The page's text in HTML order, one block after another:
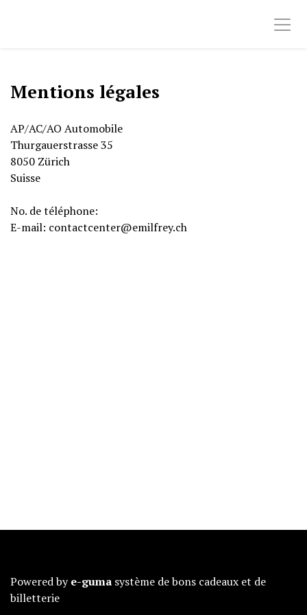
Mentions légales
AP/AC/AO Automobile
Thurgauerstrasse 35
8050 Zürich
Suisse
No. de téléphone:
E-mail: contactcenter@emilfrey.ch
Powered bye-guma système de bons cadeaux et de
billetterie